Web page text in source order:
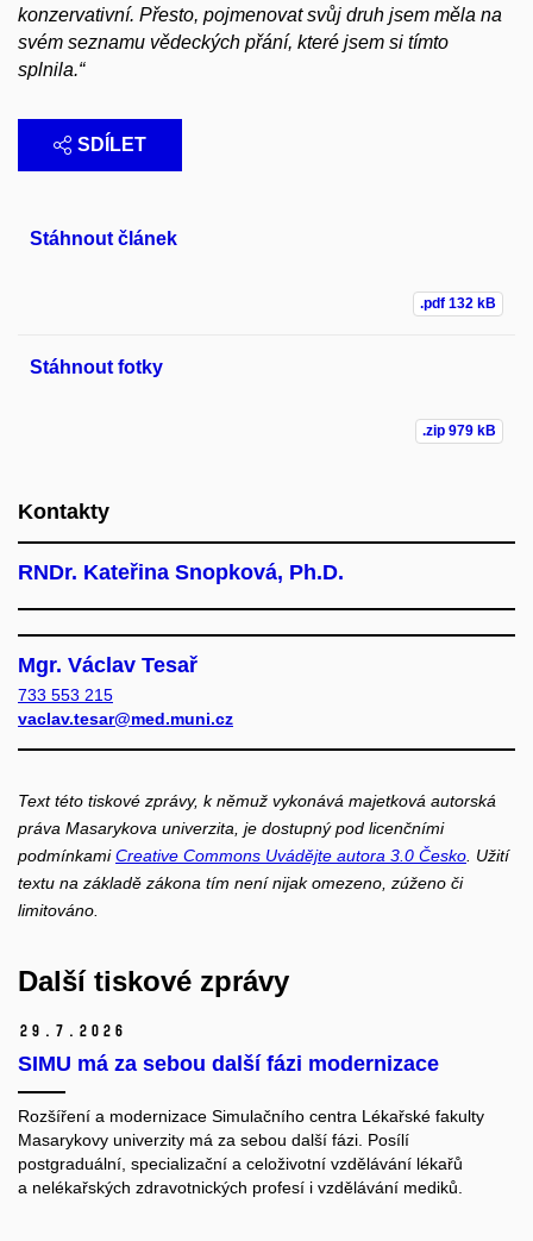
konzervativní. Přesto, pojmenovat svůj druh jsem měla na
svém seznamu vědeckých přání, které jsem si tímto
splnila.“
SDÍLET
Stáhnout článek
.pdf 132 kB
Stáhnout fotky
.zip 979 kB
Kontakty
RNDr. Kateřina Snopková, Ph.D.
Mgr. Václav Tesař
733 553 215
vaclav.tesar@med.muni.cz
Text této tiskové zprávy, k němuž vykonává majetková autorská
práva Masarykova univerzita, je dostupný pod licenčními
podmínkamiCreative Commons Uvádějte autora 3.0 Česko. Užití
textu na základě zákona tím není nijak omezeno, zúženo či
limitováno.
Další tiskové zprávy
29. 7. 2026
SIMU má za sebou další fázi modernizace
Rozšíření a modernizace Simulačního centra Lékařské fakulty
Masarykovy univerzity má za sebou další fázi. Posílí
postgraduální, specializační a celoživotní vzdělávání lékařů
a nelékařských zdravotnických profesí i vzdělávání mediků.